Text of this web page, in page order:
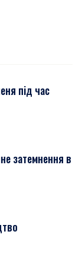
під час
затемнення в